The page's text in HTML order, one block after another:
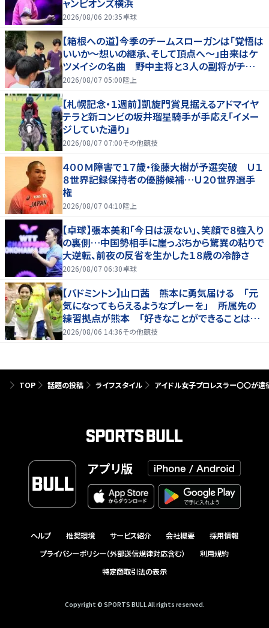
ャンピオンズ横浜
2026/08/06 20:35卓球
【箱根への道】今季のチームスローガンは「覚悟は
いいか～想いの継承、そして頂点へ～」由来はケ
ツメイシの名曲 野中主将と３人の副将がチーム
を引っ張る…夏合宿特集第１弾、国学院大
2026/08/07 05:00陸上
【札幌記念・１週前】凱旋門賞見据えるアドマイヤ
テラと新コンビの坂井瑠星騎手が手応え「イメー
ジしていた通り」
2026/08/07 07:00その他競技
４００Ｍ障害で１７歳・後藤大樹が予選突破 Ｕ１
８世界記録保持者の優勝候補…Ｕ２０世界選手
権
2026/08/07 04:10陸上
【卓球】張本美和「今日は涙ない」、笑顔で８強入り
の裏側…中国勢相手に崖っぷちから驚異の粘りで
大逆転、前夜の反省を生かした１８歳の冷静さ
2026/08/07 06:30卓球
【バドミントン】山口茜 熊本に勇気届ける 「元
気になってもらえるようなプレーを」 所属先の
練習拠点が熊本 「好きなことができることは当
たり前じゃない」
2026/08/06 14:36その他競技
TOP 話題の投稿 ライフスタイル アイドル女子プロレスラー〇〇が遠
アプリ版
ヘルプ 推奨環境 サービス紹介 会社概要
採用情報
プライバシーポリシー（外部送信規律対応含む）
利用規約
特定商取引法の表示
Copyright © SPORTS BULL All rights reserved.